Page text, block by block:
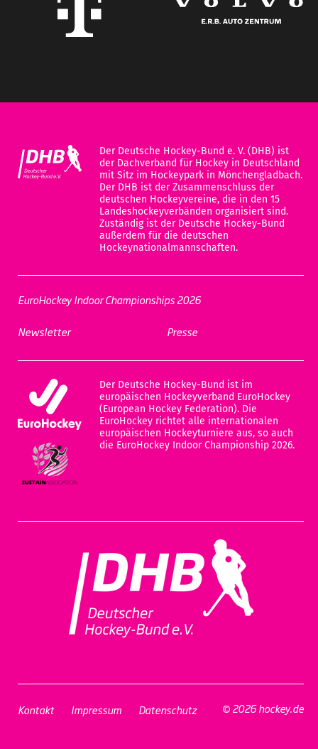
Der Deutsche Hockey-Bund e. V. (DHB) ist
der Dachverband für Hockey in Deutschland
mit Sitz im Hockeypark in Mönchengladbach.
Der DHB ist der Zusammenschluss der
deutschen Hockeyvereine, die in den 15
Landeshockeyverbänden organisiert sind.
Zuständig ist der Deutsche Hockey-Bund
außerdem für die deutschen
Hockeynationalmannschaften.
EuroHockey Indoor Championships 2026
Newsletter Presse
Der Deutsche Hockey-Bund ist im
europäischen Hockeyverband EuroHockey
(European Hockey Federation). Die
EuroHockey richtet alle internationalen
europäischen Hockeyturniere aus, so auch
die EuroHockey Indoor Championship 2026.
Kontakt Impressum Datenschutz © 2026 hockey.de